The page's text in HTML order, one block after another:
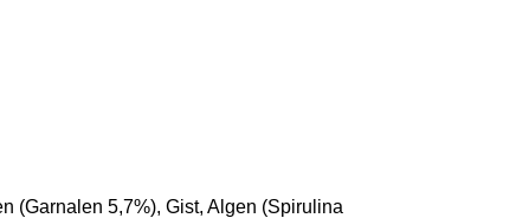
(Garnalen 5,7%), Gist, Algen (Spirulina